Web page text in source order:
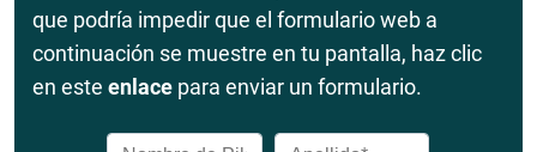
que podría impedir que el formulario web a
continuación se muestre en tu pantalla, haz clic
en este enlace para enviar un formulario.